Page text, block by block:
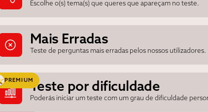
Escolhe o(s) tema(s) que queres que apareçam no teste.
Mais Erradas
Teste de perguntas mais erradas pelos nossos utilizadores.
Teste por dificuldade
Poderás iniciar um teste com um grau de dificuldade
PREMIUM